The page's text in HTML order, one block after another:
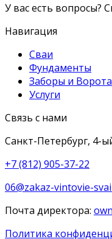
У вас есть вопросы?
Навигация
Сваи
Фундаменты
Заборы и Ворота
Услуги
Связь с нами
Санкт-Петербург, 4-
+7 (812) 905-37-22
06@zakaz-vintovie-
Почта директора:
Политика